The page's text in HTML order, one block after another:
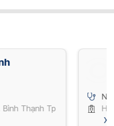
Bình Thạnh Tp